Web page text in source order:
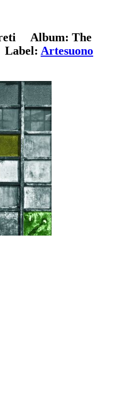
Album: The
Artesuono